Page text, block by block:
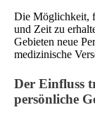
Die Möglichkeit,
und Zeit zu
Gebieten neue
medizinische
Der Einfluss
persönliche